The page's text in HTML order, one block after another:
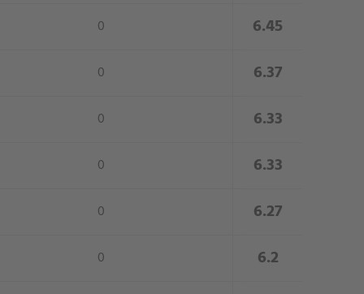
0 6.45
0 6.37
0 6.33
0 6.33
0 6.27
0 6.2